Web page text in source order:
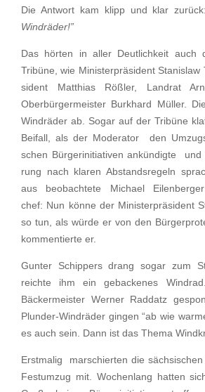
Die Antwort kam klipp und klar
Windräder!”
Das hörten in aller Deutlich­keit auch
Tribüne, wie Minis­ter­prä­si­dent
si­dent Matthias Rößler, Landrat
Oberbür­ger­meis­ter Burkhard Müller.
Windrä­der ab. Sogar auf der Tribüne
Beifall, als der Modera­tor den
schen Bürger­initia­ti­ven ankün­digte
rung nach klaren Abstands­re­geln
aus beobach­tete Michael
chef: Nun könne der Minis­ter­prä­si­dent
so tun, als würde er von den
kommen­tierte er.
Gunter Schip­pers drang sogar zum
reichte ihm ein gebacke­nes
Bäcker­meis­ter Werner Raddatz
Plunder-Windrä­der gingen “ab wie
es auch sein. Dann ist das Thema
Erstma­lig marschier­ten die
Festum­zug mit. Wochen­lang hatten